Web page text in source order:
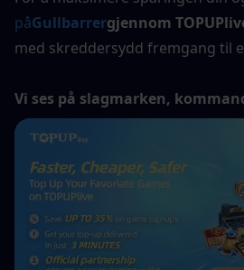
påGullbarrergjennom
med skreddersydd fremgang til
Vi ses på slagmarken,